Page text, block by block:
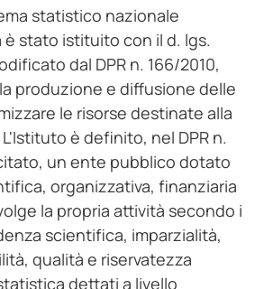
statistico nazionale
è stato istituito con il d. lgs.
dal DPR n. 166/2010,
produzione e diffusione delle
le risorse destinate alla
è definito, nel DPR n.
un ente pubblico dotato
organizzativa, finanziaria
la propria attività secondo i
scientifica, imparzialità,
qualità e riservatezza
dettati a livello